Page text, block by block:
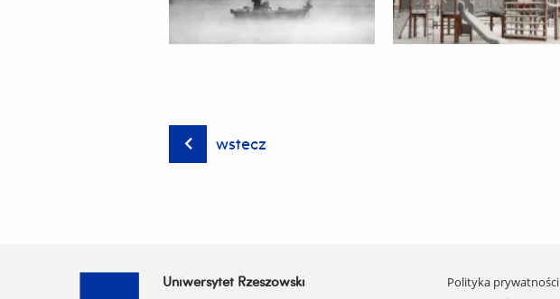
wstecz
Uniwersytet Rzeszowski
Pomiń
Polityka prywatności